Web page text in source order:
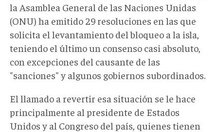
la Asamblea General de las Naciones Unidas
(ONU) ha emitido 29 resoluciones en las que
solicita el levantamiento del bloqueo a la isla,
teniendo el último un consenso casi absoluto,
con excepciones del causante de las
"sanciones" y algunos gobiernos subordinados.
El llamado a revertir esa situación se le hace
principalmente al presidente de Estados
Unidos y al Congreso del país, quienes tienen